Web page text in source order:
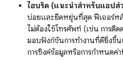
ไฮบริด (แนะนำสำหรับแอป
บ่อยและยืดหยุ่นที่สุด ฟีเจอร์ห
ไม่ต้องใช้โทรศัพท์ (เช่น การติด
มอบฟังก์ชันการทำงานที่ดียิ่งขึ้
การซิงค์ข้อมูลหรือการกำหนดค่